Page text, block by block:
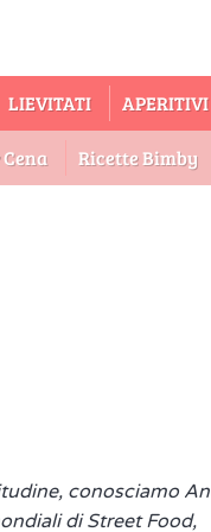
LIEVITATI APERITIVI
Ricette Bimby
conosciamo
di Street Food,